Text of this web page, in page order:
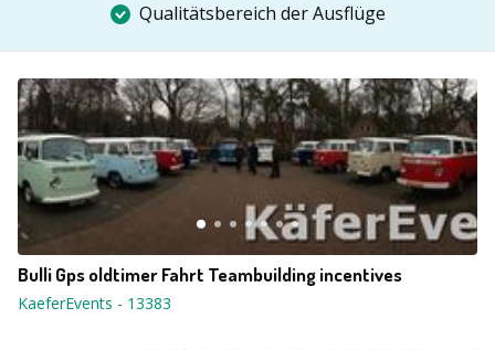
Qualitätsbereich der Ausflüge
Bulli Gps oldtimer Fahrt Teambuilding incentives
KaeferEvents - 13383